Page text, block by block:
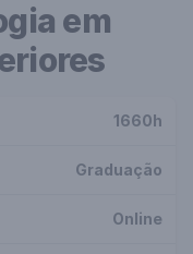
em
1660h
Graduação
Online